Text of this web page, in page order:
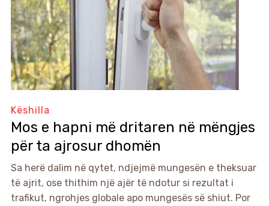
Këshilla
Mos e hapni më dritaren në mëngjes
për ta ajrosur dhomën
Sa herë dalim në qytet, ndjejmë mungesën e theksuar
të ajrit, ose thithim një ajër të ndotur si rezultat i
trafikut, ngrohjes globale apo mungesës së shiut. Por